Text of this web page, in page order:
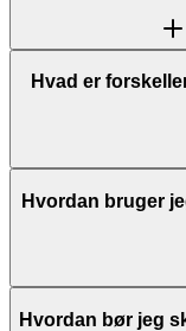
Hvad er
Hvordan bruger
Hvordan bør jeg